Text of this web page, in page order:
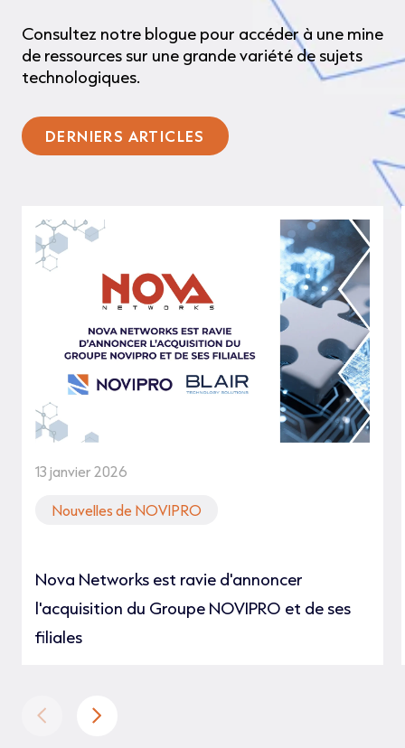
Consultez notre blogue pour accéder à une mine
de ressources sur une grande variété de sujets
technologiques.
DERNIERS ARTICLES
13 janvier 2026
Nouvelles de NOVIPRO
Nova Networks est ravie d'annoncer
l'acquisition du Groupe NOVIPRO et de ses
filiales